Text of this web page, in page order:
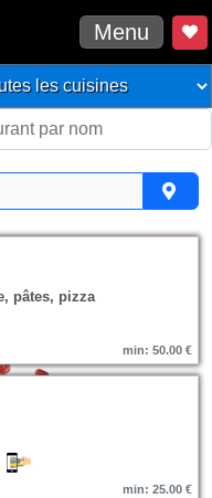
Menu
pâtes, pizza
min: 50.00 €
min: 25.00 €